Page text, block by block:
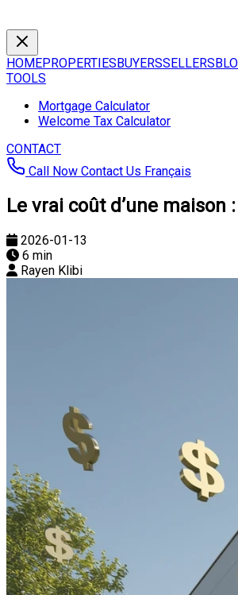
HOMEPROPERTIESBUYERSSELLERS
TOOLS
Mortgage Calculator
Welcome Tax Calculator
CONTACT
Call Now Contact Us Français
Le vrai coût d’une
2026-01-13
6 min
Rayen Klibi